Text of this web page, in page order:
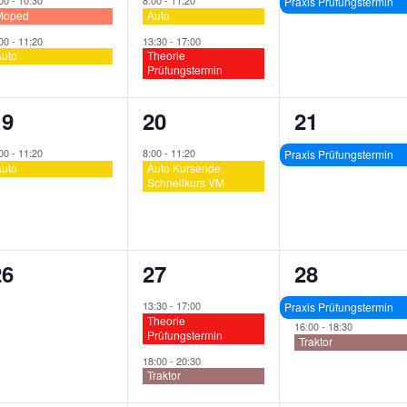
- 11:20
Auto
13:30- 17:00
Theorie
Prüfungstermin
- 11:20
1
Veranstaltung,
20
8:00- 11:20
Auto Kursende
Schnellkurs VM
1
21
Praxis Prüfungstermin
Veranstaltungen,
2
Veranstaltungen,
27
13:30- 17:00
Theorie
Prüfungstermin
18:00- 20:30
Traktor
2
28
Praxis Prüfungstermin
16:00- 18:30
Traktor